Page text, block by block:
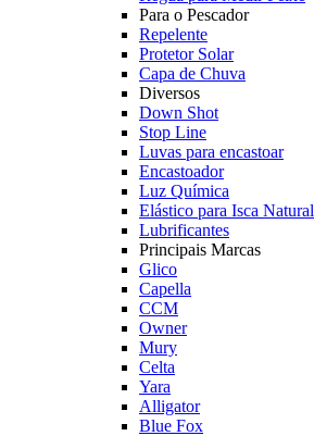
Para o Pescador
Repelente
Protetor Solar
Capa de Chuva
Diversos
Down Shot
Stop Line
Luvas para encastoar
Encastoador
Luz Química
Elástico para Isca Natural
Lubrificantes
Principais Marcas
Glico
Capella
CCM
Owner
Mury
Celta
Yara
Alligator
Blue Fox